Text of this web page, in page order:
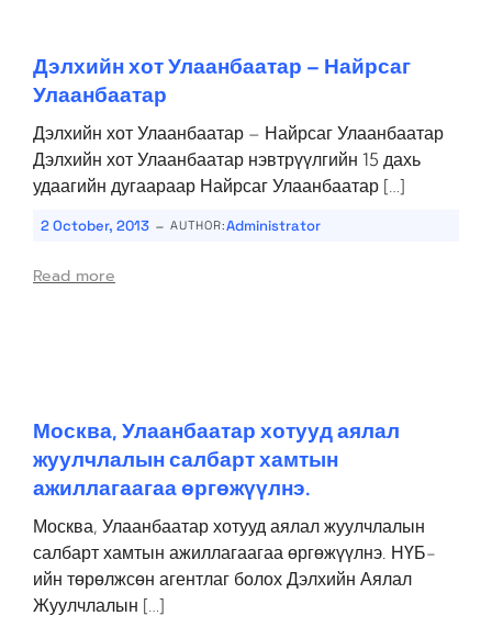
Дэлхийн хот Улаанбаатар – Найрсаг
Улаанбаатар
Дэлхийн хот Улаанбаатар – Найрсаг Улаанбаатар
Дэлхийн хот Улаанбаатар нэвтрүүлгийн 15 дахь
удаагийн дугаараар Найрсаг Улаанбаатар […]
2 October, 2013 - AUTHOR:Administrator
Read more
Москва, Улаанбаатар хотууд аялал
жуулчлалын салбарт хамтын
ажиллагаагаа өргөжүүлнэ.
Москва, Улаанбаатар хотууд аялал жуулчлалын
салбарт хамтын ажиллагаагаа өргөжүүлнэ. НҮБ-
ийн төрөлжсөн агентлаг болох Дэлхийн Аялал
Жуулчлалын […]